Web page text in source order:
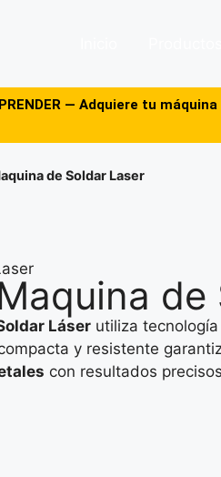
— Adquiere tu
de Soldar Laser
Láser utiliza
y resistente
con resultados